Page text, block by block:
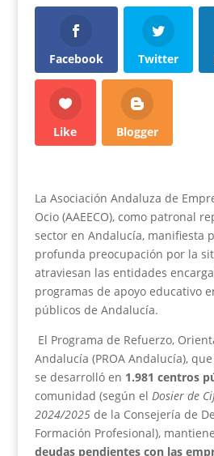
Facebook Twitter
Like Blogger
La Asociación Andaluza de
Ocio (AAEECO), como patronal
sector en Andalucía, manifiesta
profunda preocupación por la
atraviesan las entidades
programas de apoyo educativo
públicos de Andalucía.
El Programa de Refuerzo,
Andalucía (PROA Andalucía),
se desarrolló en 1.981 centros
comunidad (según el Dosier de
2024/2025de la Consejería de
Formación Profesional), mantiene
deudas pendientes con las